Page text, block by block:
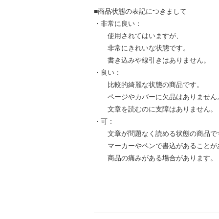
■商品状態の表記につきまして
・非常に良い：
使用されてはいますが、
非常にきれいな状態です。
書き込みや線引きはありません。
・良い：
比較的綺麗な状態の商品です。
ページやカバーに欠品はありません
文章を読むのに支障はありません。
・可：
文章が問題なく読める状態の商品で
マーカーやペンで書込があることが
商品の痛みがある場合があります。